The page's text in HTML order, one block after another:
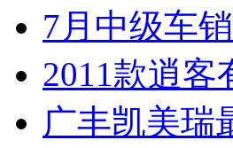
7月中级车
2011款逍
广丰凯美瑞